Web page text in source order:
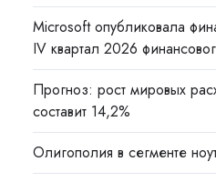
Microsoft опубликовала
IV квартал 2026
Прогноз: рост мировых
составит 14,2%
Олигополия в сегменте